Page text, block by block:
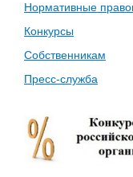
Нормативные
Конкурсы
Собственникам
Пресс-служба